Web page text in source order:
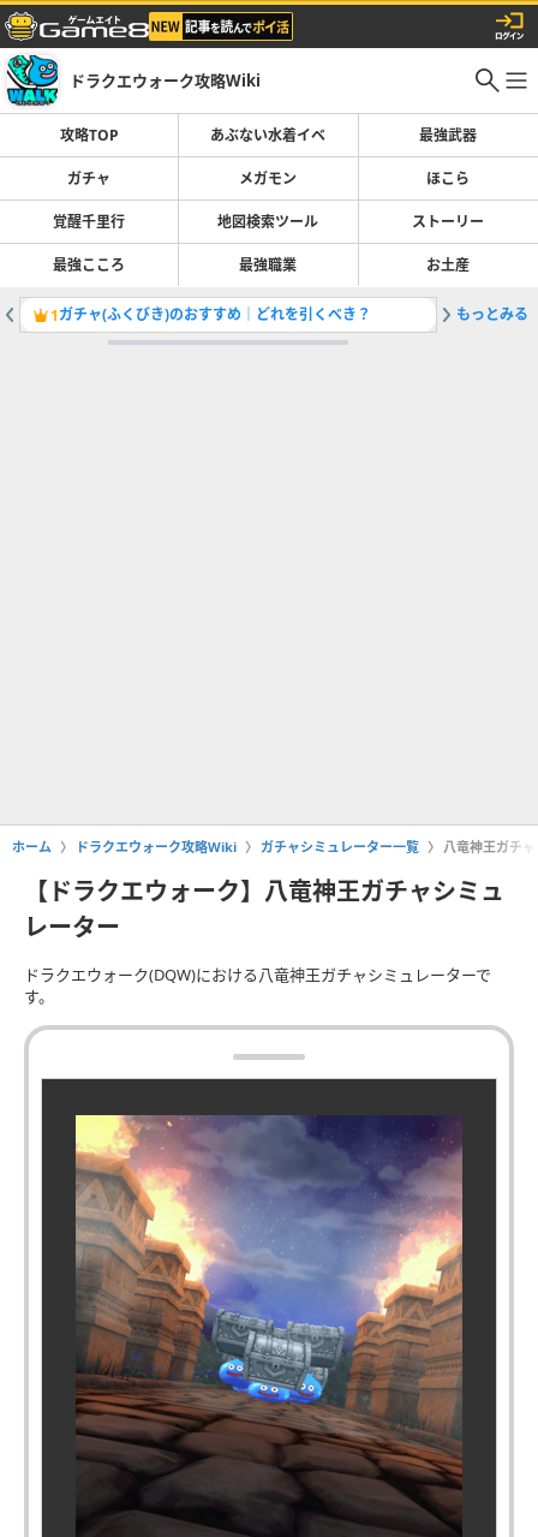
ドラクエウォーク攻略Wiki
攻略TOP あぶない水着イベ 最強武器
ガチャ メガモン ほこら
覚醒千里行 地図検索ツール ストーリー
最強こころ 最強職業 お土産
1ガチャ(ふくびき)のおすすめ｜どれを引くべき？ 2ドラゴ
もっとみる
ホーム ドラクエウォーク攻略Wiki ガチャシミュレーター一覧 八竜神王ガチ
【ドラクエウォーク】八竜神王ガチャシミュ
レーター
ドラクエウォーク(DQW)における八竜神王ガチャシミュレーターで
す。